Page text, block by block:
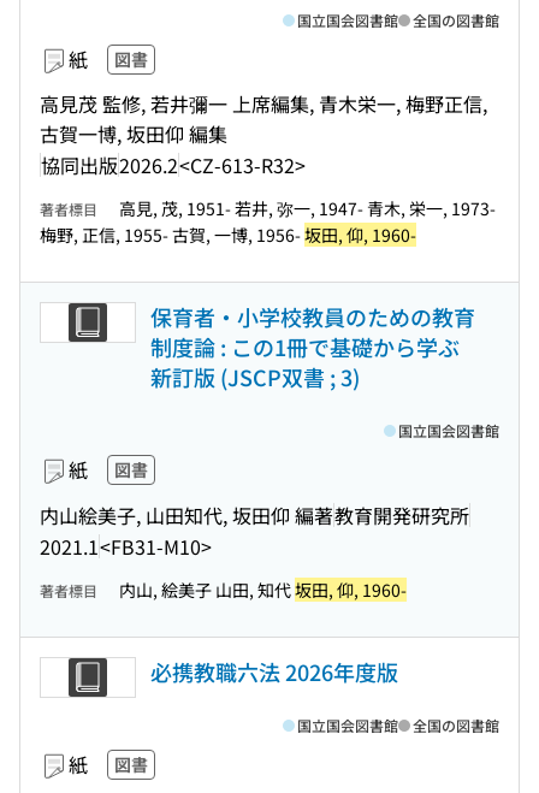
紙 図書
高見茂 監修, 若井彌一 上席編集, 青木栄一, 梅野正信,
古賀一博, 坂田仰 編集
協同出版2026.2<CZ-613-R32>
国立国会図書館 全国の図書館
著者標目
高見, 茂, 1951- 若井, 弥一, 1947- 青木, 栄一, 1973-
梅野, 正信, 1955- 古賀, 一博, 1956-坂田, 仰, 1960-
保育者・小学校教員のための教育
制度論 : この1冊で基礎から学ぶ
新訂版 (JSCP双書 ; 3)
紙 図書
内山絵美子, 山田知代, 坂田仰 編著教育開発研究所
2021.1<FB31-M10>
国立国会図書館
著者標目 内山, 絵美子 山田, 知代坂田, 仰, 1960-
必携教職六法 2026年度版
紙 図書
国立国会図書館 全国の図書館